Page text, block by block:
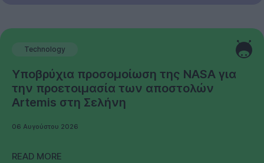
Technology
Υποβρύχια προσομοίωση της NASA για
την προετοιμασία των αποστολών
Artemis στη Σελήνη
06 Αυγούστου 2026
READ MORE